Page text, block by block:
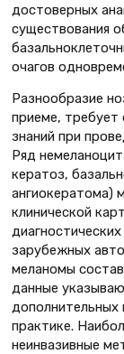
достоверных
существования
очагов
Разнообразие
приеме, требует
знаний при
Ряд
кератоз,
ангиокератома)
клинической
зарубежных
меланомы
данные
практике.
неинвазивные